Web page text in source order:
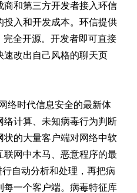
商和第三方开发者接入环信
投入和开发成本。环信提供
完全开源。开发者即可直接
改出自己风格的聊天页
络时代信息安全的最新体
络计算、未知病毒行为判断
状的大量客户端对网络中软
联网中木马、恶意程序的最
自动分析和处理，再把病
每一个客户端。病毒特征库